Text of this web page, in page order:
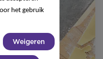
het gebruik
Weigeren